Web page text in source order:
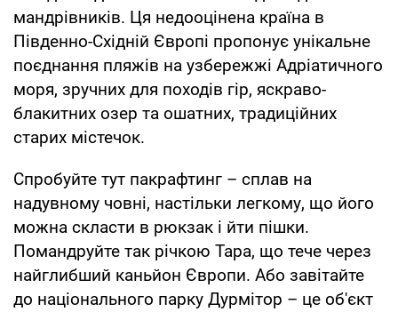
мандрівників. Ця недооцінена країна в
Південно-Східній Європі пропонує унікальне
поєднання пляжів на узбережжі Адріатичного
моря, зручних для походів гір, яскраво-
блакитних озер та ошатних, традиційних
старих містечок.
Спробуйте тут пакрафтинг – сплав на
надувному човні, настільки легкому, що його
можна скласти в рюкзак і йти пішки.
Помандруйте так річкою Тара, що тече через
найглибший каньйон Європи. Або завітайте
до національного парку Дурмітор – це об'єкт